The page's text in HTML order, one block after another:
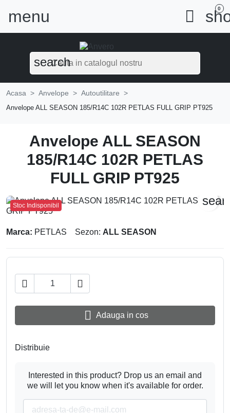
menu  0
search
Acasa Anvelope Autoutilitare
Anvelope ALL SEASON 185/R14C 102R PETLAS FULL GRIP PT925
Anvelope ALL SEASON
185/R14C 102R PETLAS
FULL GRIP PT925
Stoc Indisponibil
Marca: PETLAS Sezon: ALL SEASON
 
 Adauga in cos
Distribuie
Interested in this product? Drop us an email and
we will let you know when it's available for order.